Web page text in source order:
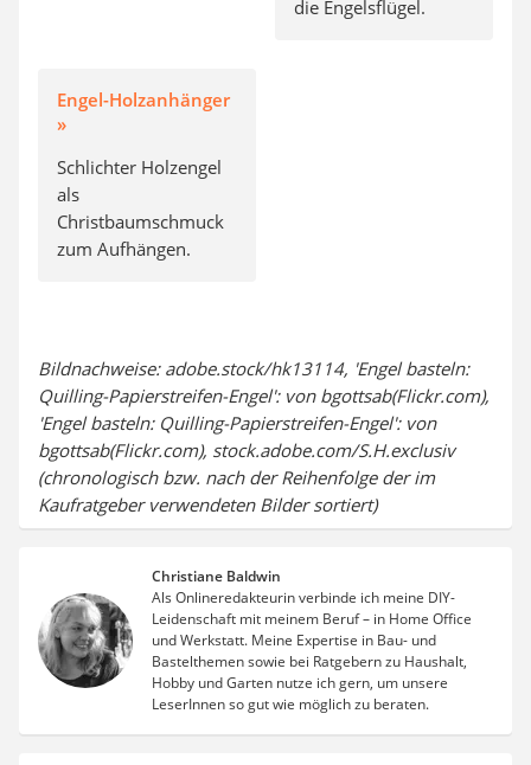
die Engelsflügel.
Engel-Holzanhänger
»
Schlichter Holzengel
als
Christbaumschmuck
zum Aufhängen.
Bildnachweise: adobe.stock/hk13114, 'Engel basteln:
Quilling-Papierstreifen-Engel': von bgottsab(Flickr.com),
'Engel basteln: Quilling-Papierstreifen-Engel': von
bgottsab(Flickr.com), stock.adobe.com/S.H.exclusiv
(chronologisch bzw. nach der Reihenfolge der im
Kaufratgeber verwendeten Bilder sortiert)
Christiane Baldwin
Als Onlineredakteurin verbinde ich meine DIY-
Leidenschaft mit meinem Beruf – in Home Office
und Werkstatt. Meine Expertise in Bau- und
Bastelthemen sowie bei Ratgebern zu Haushalt,
Hobby und Garten nutze ich gern, um unsere
LeserInnen so gut wie möglich zu beraten.